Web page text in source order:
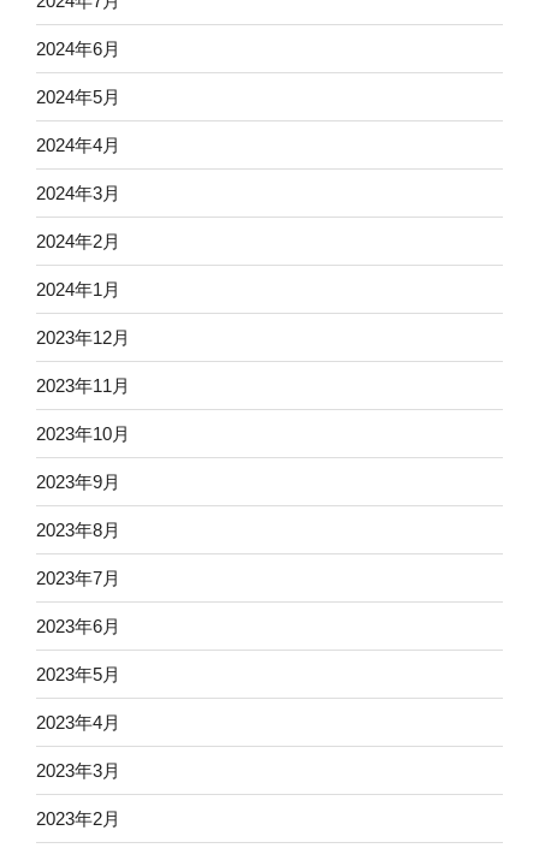
2024年6月
2024年5月
2024年4月
2024年3月
2024年2月
2024年1月
2023年12月
2023年11月
2023年10月
2023年9月
2023年8月
2023年7月
2023年6月
2023年5月
2023年4月
2023年3月
2023年2月